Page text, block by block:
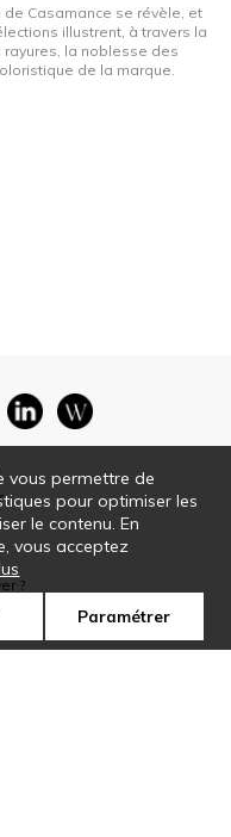
Casamance se révèle, et
illustrent, à travers la
la noblesse des
de la marque.
?
vous permettre de
pour optimiser les
le contenu. En
vous acceptez
Paramétrer